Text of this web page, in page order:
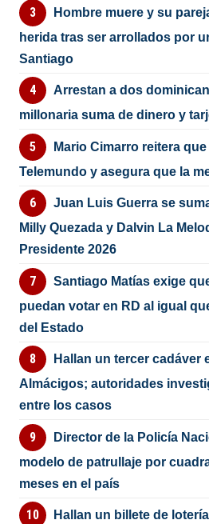
Hombre muere y su
herida tras ser arrollados por
Santiago
Arrestan a dos
millonaria suma de dinero y
Mario Cimarro reitera
Telemundo y asegura que la
Juan Luis Guerra se
Milly Quezada y Dalvin La
Presidente 2026
Santiago Matías exige
puedan votar en RD al igual
del Estado
Hallan un tercer cadáver
Almácigos; autoridades
entre los casos
Director de la Policía
modelo de patrullaje por
meses en el país
Hallan un billete de